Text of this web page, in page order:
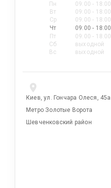
Пн
09:00 - 18:00
Вт
09:00 - 18:00
Ср
09:00 - 18:00
Чт
09:00 - 18:00
Пт
09:00 - 18:00
Сб
выходной
Вс
выходной
Киев, ул. Гончара Олеся, 45а
Метро Золотые Ворота
Шевченковский район